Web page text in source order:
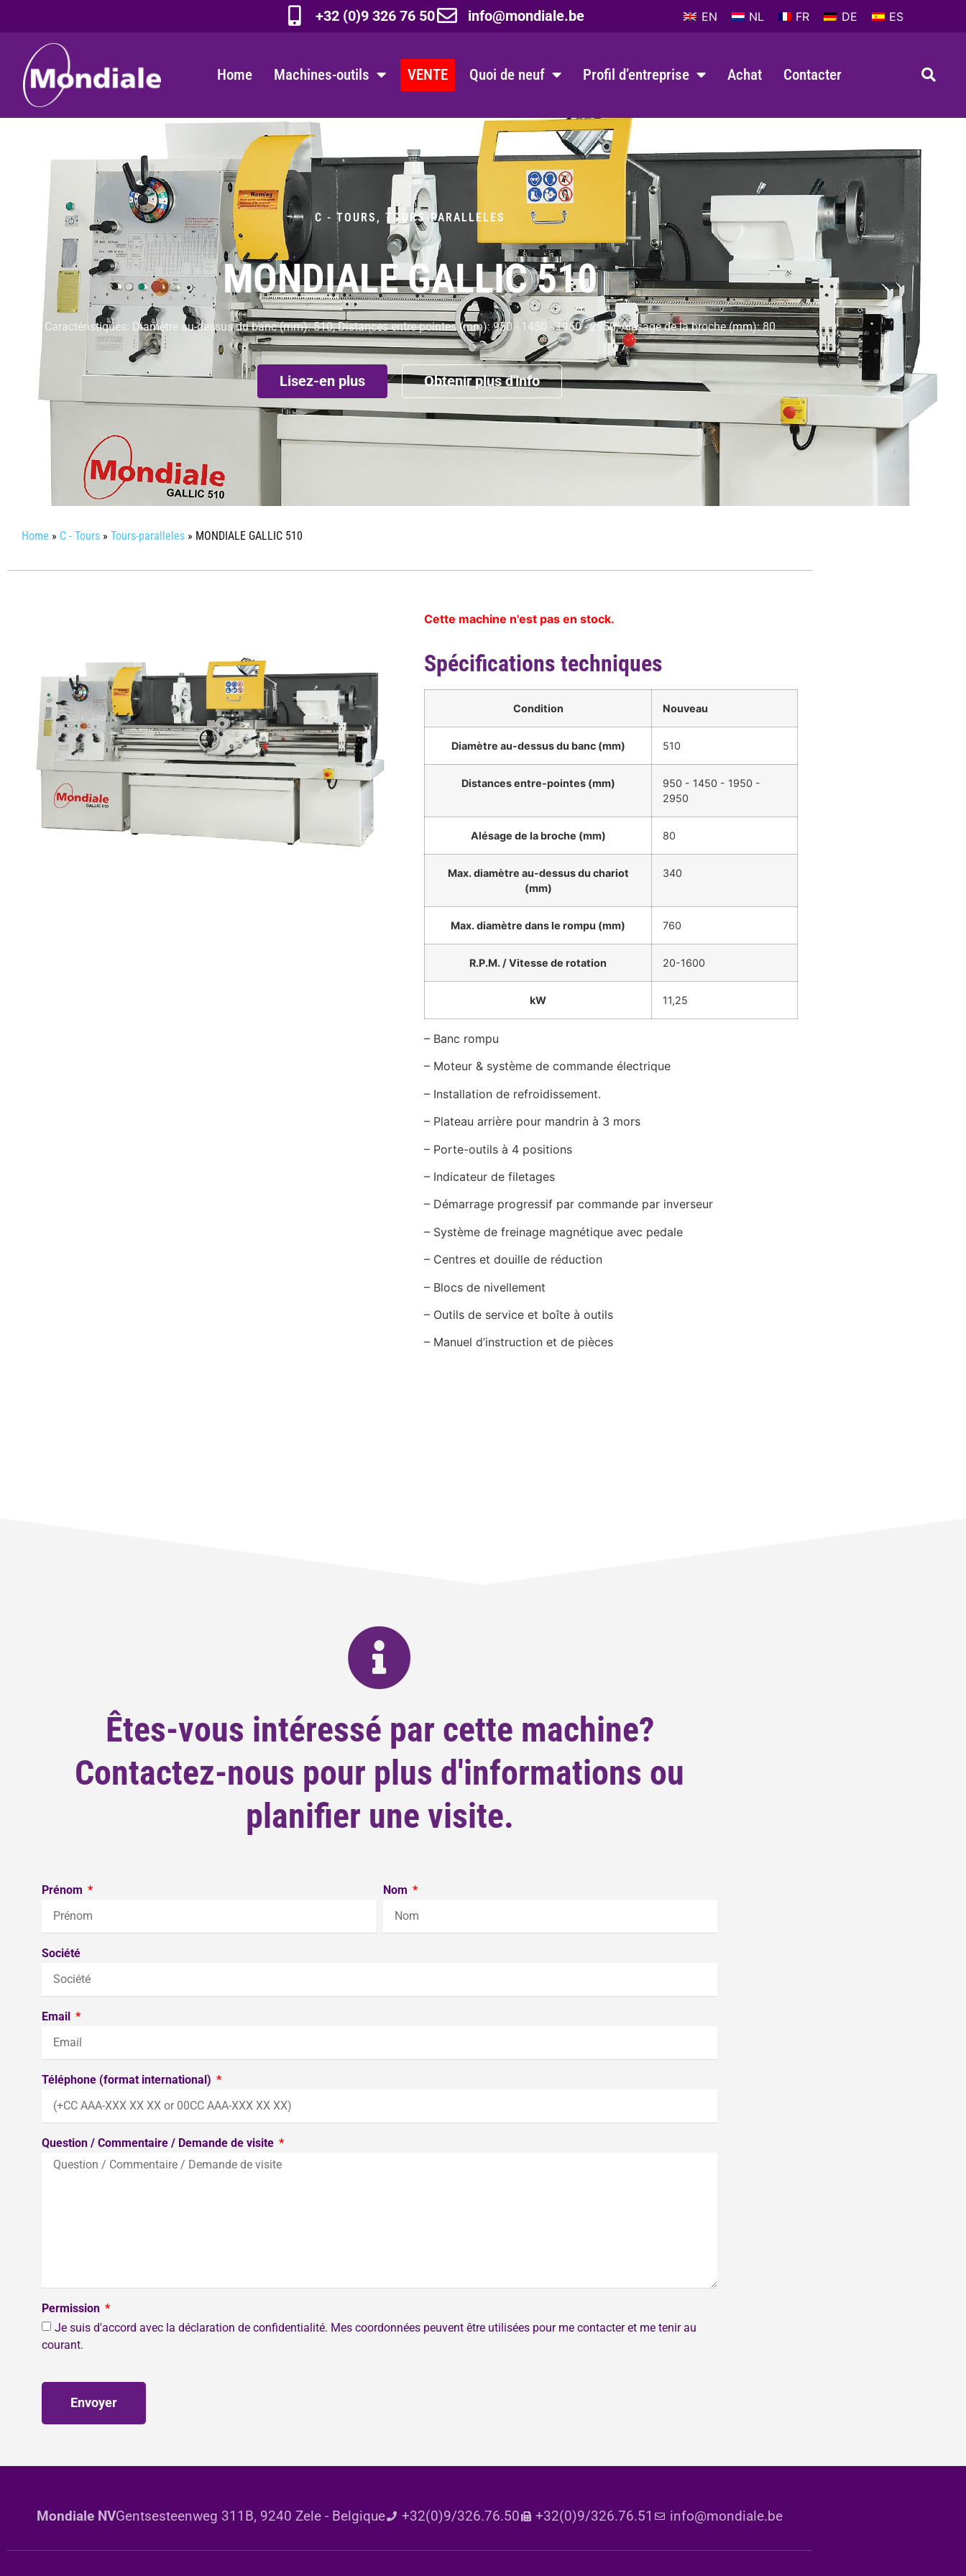
+32 (0)9 326 76 50 info@mondiale.be EN NL FR DE ES
Home Machines-outils VENTE Quoi de neuf Profil d’entreprise Achat Contacter
C - TOURS , TOURS-PARALLELES
MONDIALE GALLIC 510
Caractéristiques: Diamètre au-dessus du banc (mm): 510, Distances entre-pointes (mm): 950 - 1450 - 1950 - 2950, Alésage de la broche (mm): 80
Lisez-en plus Obtenir plus d'info
Home » C - Tours » Tours-paralleles » MONDIALE GALLIC 510
Cette machine n'est pas en stock.
Spécifications techniques
Condition Nouveau
Diamètre au-dessus du banc (mm) 510
Distances entre-pointes (mm)
950 - 1450 - 1950 -
2950
Alésage de la broche (mm) 80
Max. diamètre au-dessus du chariot
(mm)
340
Max. diamètre dans le rompu (mm) 760
R.P.M. / Vitesse de rotation 20-1600
kW 11,25
– Banc rompu
– Moteur & système de commande électrique
– Installation de refroidissement.
– Plateau arrière pour mandrin à 3 mors
– Porte-outils à 4 positions
– Indicateur de filetages
– Démarrage progressif par commande par inverseur
– Système de freinage magnétique avec pedale
– Centres et douille de réduction
– Blocs de nivellement
– Outils de service et boîte à outils
– Manuel d’instruction et de pièces
Êtes-vous intéressé par cette machine?
Contactez-nous pour plus d'informations ou
planifier une visite.
Prénom Nom
Société
Email
Téléphone (format international)
Question / Commentaire / Demande de visite
Permission
Je suis d'accord avec la déclaration de confidentialité. Mes coordonnées peuvent être utilisées pour me contacter et me tenir au
courant.
Envoyer
Mondiale NVGentsesteenweg 311B, 9240 Zele - Belgique +32(0)9/326.76.50 +32(0)9/326.76.51 info@mondiale.be